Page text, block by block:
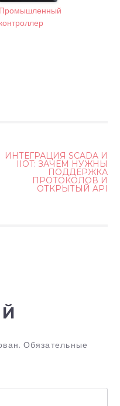
Промышленный
контроллер
ИНТЕГРАЦИЯ SCADA И
IIOT: ЗАЧЕМ НУЖНЫ
ПОДДЕРЖКА
ПРОТОКОЛОВ И
ОТКРЫТЫЙ API
Обязательные